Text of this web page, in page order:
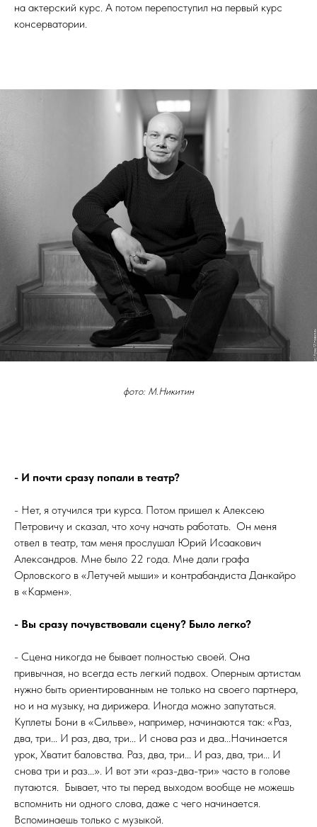
на актерский курс. А потом перепоступил на первый курс
консерватории.
фото: М.Никитин
- И почти сразу попали в театр?
- Нет, я отучился три курса. Потом пришел к Алексею
Петровичу и сказал, что хочу начать работать. Он меня
отвел в театр, там меня прослушал Юрий Исаакович
Александров. Мне было 22 года. Мне дали графа
Орловского в «Летучей мыши» и контрабандиста Данкайро
в «Кармен».
- Вы сразу почувствовали сцену? Было легко?
- Сцена никогда не бывает полностью своей. Она
привычная, но всегда есть легкий подвох. Оперным артистам
нужно быть ориентированным не только на своего партнера,
но и на музыку, на дирижера. Иногда можно запутаться.
Куплеты Бони в «Сильве», например, начинаются так: «Раз,
два, три... И раз, два, три... И снова раз и два...Начинается
урок, Хватит баловства. Раз, два, три... И раз, два, три... И
снова три и раз...». И вот эти «раз-два-три» часто в голове
путаются. Бывает, что ты перед выходом вообще не можешь
вспомнить ни одного слова, даже с чего начинается.
Вспоминаешь только с музыкой.